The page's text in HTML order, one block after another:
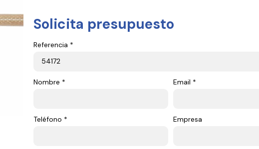
Solicita presupuesto
Referencia *
Nombre * Email *
Teléfono * Empresa